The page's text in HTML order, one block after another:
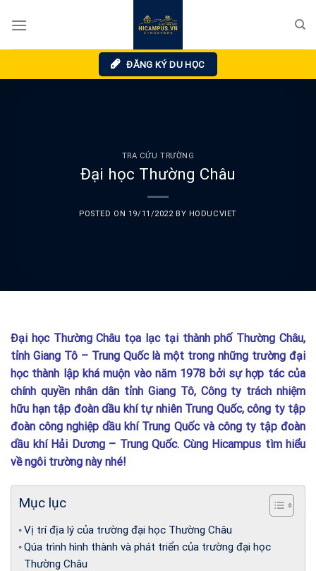
ĐĂNG KÝ DU HỌC
TRA CỨU TRƯỜNG
Đại học Thường Châu
POSTED ON 19/11/2022 BY HODUCVIET
Đại học Thường Châu tọa lạc tại thành phố Thường Châu,
tỉnh Giang Tô – Trung Quốc là một trong những trường đại
học thành lập khá muộn vào năm 1978 bởi sự hợp tác của
chính quyền nhân dân tỉnh Giang Tô, Công ty trách nhiệm
hữu hạn tập đoàn dầu khí tự nhiên Trung Quốc, công ty tập
đoàn công nghiệp dầu khí Trung Quốc và công ty tập đoàn
dầu khí Hải Dương – Trung Quốc. Cùng Hicampus tìm hiểu
về ngôi trường này nhé!
Mục lục
Vị trí địa lý của trường đại học Thường Châu
Qúa trình hình thành và phát triển của trường đại học
Thường Châu